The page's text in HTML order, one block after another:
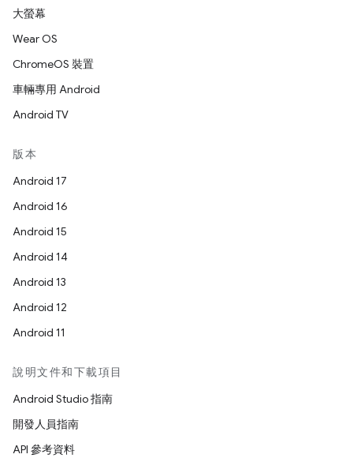
大螢幕
Wear OS
ChromeOS 裝置
車輛專用 Android
Android TV
版本
Android 17
Android 16
Android 15
Android 14
Android 13
Android 12
Android 11
說明文件和下載項目
Android Studio 指南
開發人員指南
API 參考資料